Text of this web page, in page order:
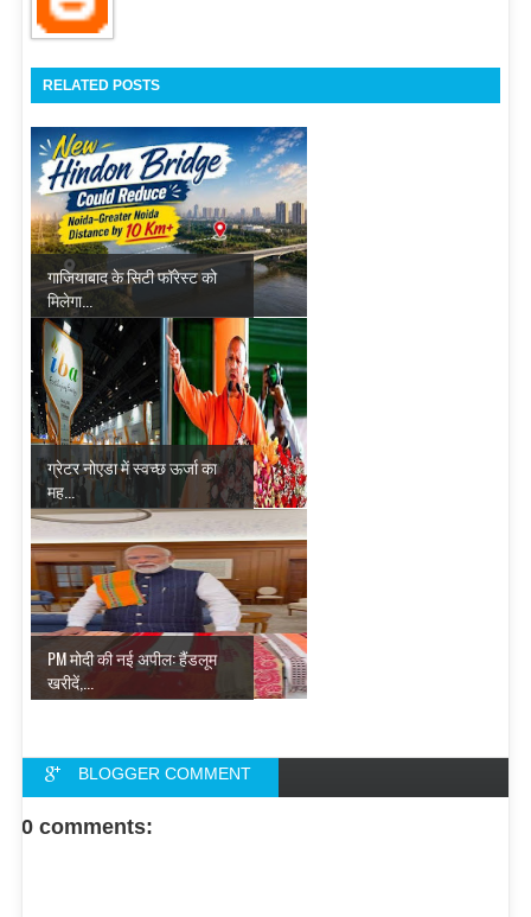
RELATED POSTS
गाजियाबाद के सिटी फॉरेस्ट को
मिलेगा...
ग्रेटर नोएडा में स्वच्छ ऊर्जा का
मह...
PM मोदी की नई अपील: हैंडलूम
खरीदें,...
BLOGGER COMMENT
FACEBOOK COMMENT
0 comments: